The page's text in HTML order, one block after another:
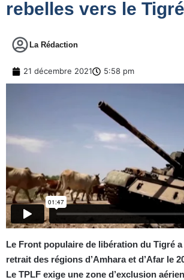
rebelles vers le Tigré
La Rédaction
21 décembre 2021 5:58 pm
Le Front populaire de libération du Tigré
retrait des régions d’Amhara et d’Afar le
Le TPLF exige une zone d’exclusion